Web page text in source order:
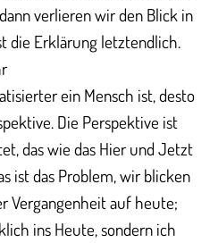
verlieren wir den Blick in
die Erklärung letztendlich.
ein Mensch ist, desto
Die Perspektive ist
das wie das Hier und Jetzt
ist das Problem, wir blicken
Vergangenheit auf heute;
ins Heute, sondern ich